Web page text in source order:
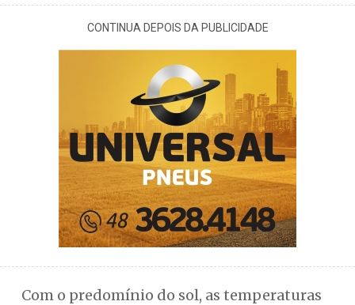
CONTINUA DEPOIS DA PUBLICIDADE
Com o predomínio do sol, as temperaturas